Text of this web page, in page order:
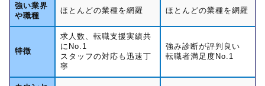
強い業界
や職種
ほとんどの業種を網羅 ほとんどの業種を網羅
特徴
求人数、転職支援実績共
にNo.1
スタッフの対応も迅速丁
寧
強み診断が評判良い
転職者満足度No.1